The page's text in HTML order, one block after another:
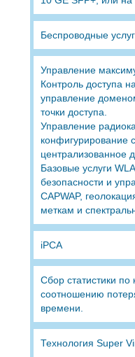
Беспроводные
Управление
Контроль доступа
управление
точки доступа.
Управление
конфигурирование
централизованное
Базовые услуги
безопасности и
CAPWAP,
меткам и
iPCA
Сбор статистики по
соотношению
времени.
Технология Super